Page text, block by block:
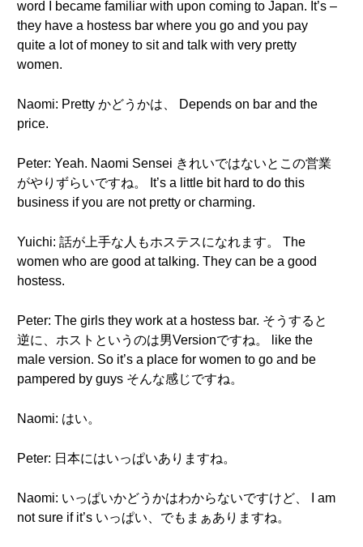
word I became familiar with upon coming to Japan. It’s –
they have a hostess bar where you go and you pay
quite a lot of money to sit and talk with very pretty
women.
Naomi: Pretty かどうかは、 Depends on bar and the
price.
Peter: Yeah. Naomi Sensei きれいではないとこの営業
がやりずらいですね。 It’s a little bit hard to do this
business if you are not pretty or charming.
Yuichi: 話が上手な人もホステスになれます。 The
women who are good at talking. They can be a good
hostess.
Peter: The girls they work at a hostess bar. そうすると
逆に、ホストというのは男Versionですね。 like the
male version. So it’s a place for women to go and be
pampered by guys そんな感じですね。
Naomi: はい。
Peter: 日本にはいっぱいありますね。
Naomi: いっぱいかどうかはわからないですけど、 I am
not sure if it’s いっぱい、でもまぁありますね。